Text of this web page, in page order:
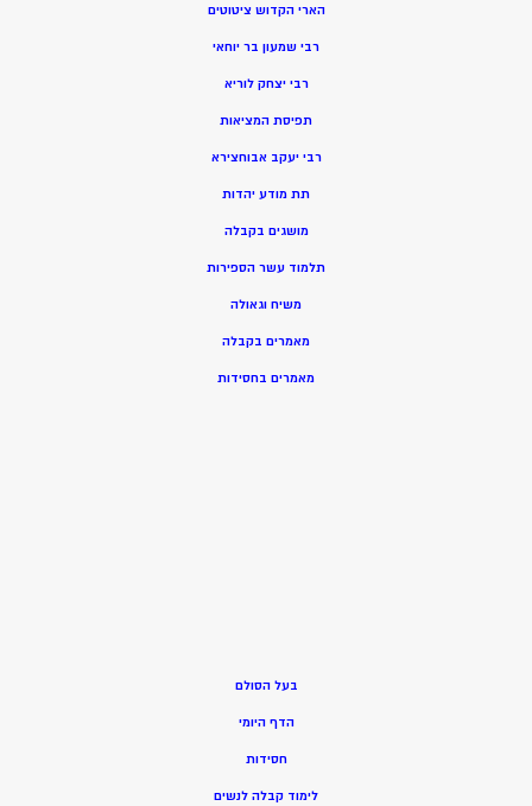
הארי הקדוש ציטוטים
רבי שמעון בר יוחאי
רבי יצחק לוריא
תפיסת המציאות
רבי יעקב אבוחצירא
תת מודע יהדות
מושגים בקבלה
תלמוד עשר הספירות
משיח וגאולה
מאמרים בקבלה
מאמרים בחסידות
בעל הסולם
הדף היומי
חסידות
לימוד קבלה לנשים